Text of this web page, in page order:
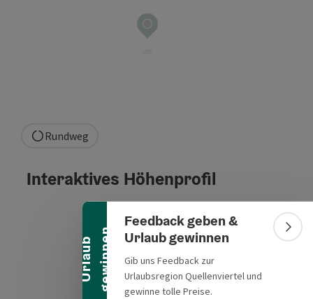
U
r
l
a
u
b
g
e
w
i
n
n
e n
Banner einklappen
Feedback geben &
Urlaub gewinnen
Gib uns Feedback zur
Urlaubsregion Quellenviertel und
gewinne tolle Preise.
Rundweg
Interaktives Höhenprofil